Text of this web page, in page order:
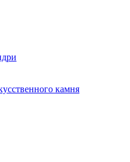
камня